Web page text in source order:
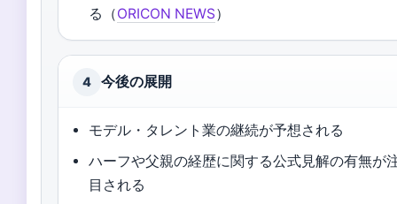
る（ORICON NEWS）
4 今後の展開
モデル・タレント業の継続が予想される
ハーフや父親の経歴に関する公式見解の有無が
目される